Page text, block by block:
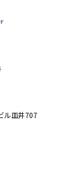
ル皿井707